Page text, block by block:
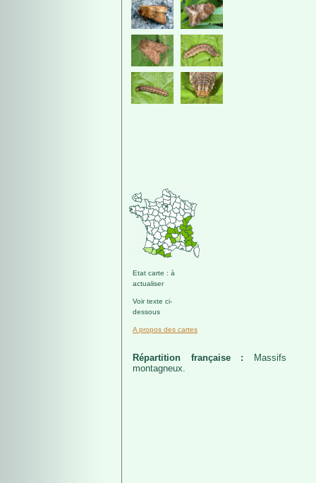
Etat carte : à
actualiser
Voir texte ci-
dessous
A propos des cartes
Répartition française :
Massifs
montagneux.